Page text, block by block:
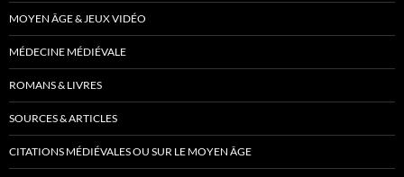
MOYEN ÂGE & JEUX VIDÉO
MÉDECINE MÉDIÉVALE
ROMANS & LIVRES
SOURCES & ARTICLES
CITATIONS MÉDIÉVALES OU SUR LE MOYEN ÂGE